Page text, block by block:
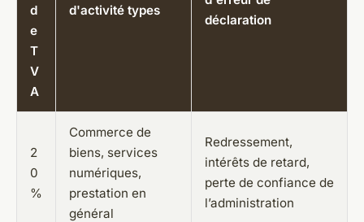
d
e
T
V
A
d'activité types
déclaration
2
0
%
Commerce de
biens, services
numériques,
prestation en
général
Redressement,
intérêts de retard,
perte de confiance de
l’administration